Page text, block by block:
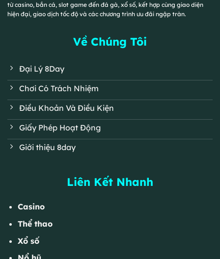
từ casino, bắn cá, slot game đến đá gà, xổ số, kết hợp cùng giao diện
hiện đại, giao dịch tốc độ và các chương trình ưu đãi ngập tràn.
Về Chúng Tôi
Đại Lý 8Day
Chơi Có Trách Nhiệm
Điều Khoản Và Điều Kiện
Giấy Phép Hoạt Động
Giới thiệu 8day
Liên Kết Nhanh
Casino
Thể thao
Xổ số